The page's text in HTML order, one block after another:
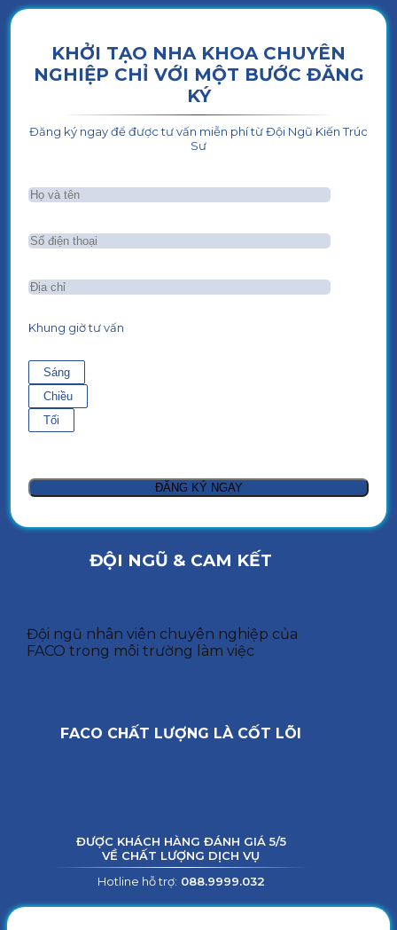
KHỞI TẠO NHA KHOA CHUYÊN
NGHIỆP CHỈ VỚI MỘT BƯỚC ĐĂNG
KÝ
Đăng ký ngay để được tư vấn miễn phí từ Đội Ngũ Kiến Trúc
Sư
Khung giờ tư vấn
Sáng
Chiều
Tối
ĐỘI NGŨ & CAM KẾT
Đội ngũ nhân viên chuyên nghiệp của
FACO trong môi trường làm việc
FACO CHẤT LƯỢNG LÀ CỐT LÕI
ĐƯỢC KHÁCH HÀNG ĐÁNH GIÁ 5/5
VỀ CHẤT LƯỢNG DỊCH VỤ
Hotline hỗ trợ: 088.9999.032